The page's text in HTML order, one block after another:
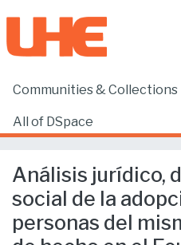
Communities & Collections
All of DSpace
Home
Facultad de
Análisis
Análisis jurídico,
social de la
personas del